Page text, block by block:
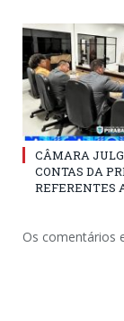
CÂMARA
CONTAS DA
REFERENTES
Os comentários